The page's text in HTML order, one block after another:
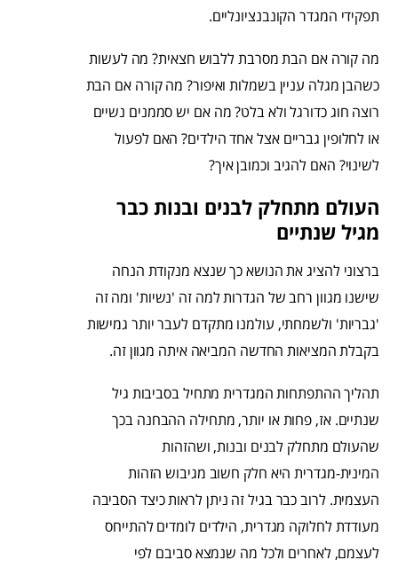
תפקידי המגדר הקונבנציונליים.
מה קורה אם הבת מסרבת ללבוש חצאית? מה לעשות
כשהבן מגלה עניין בשמלות ואיפור? מה קורה אם הבת
רוצה חוג כדורגל ולא בלט? מה אם יש סממנים נשיים
או לחלופין גבריים אצל אחד הילדים? האם לפעול
לשינוי? האם להגיב וכמובן איך?
העולם מתחלק לבנים ובנות כבר
מגיל שנתיים
ברצוני להציג את הנושא כך שנצא מנקודת הנחה
שישנו מגוון רחב של הגדרות למה זה 'נשיות' ומה זה
'גבריות' ולשמחתי, עולמנו מתקדם לעבר יותר גמישות
בקבלת המציאות החדשה המביאה איתה מגוון זה.
תהליך ההתפתחות המגדרית מתחיל בסביבות גיל
שנתיים. אז, פחות או יותר, מתחילה ההבחנה בכך
שהעולם מתחלק לבנים ובנות, ושהזהות
המינית-מגדרית היא חלק חשוב מגיבוש הזהות
העצמית. לרוב כבר בגיל זה ניתן לראות כיצד הסביבה
מעודדת לחלוקה מגדרית, הילדים לומדים להתייחס
לעצמם, לאחרים ולכל מה שנמצא סביבם לפי